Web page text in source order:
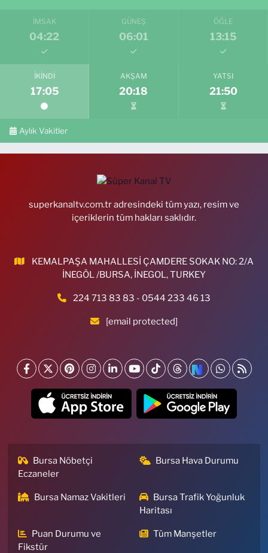
İMSAK
04:22
GÜNEŞ
06:01
ÖĞLE
13:15
İKINDI
17:05
AKŞAM
20:18
YATSI
21:50
Aylık Vakitler
superkanaltv.com.tr adresindeki tüm yazı, resim ve
içeriklerin tüm hakları saklıdır.
KEMALPAŞA MAHALLESİ ÇAMDERE SOKAK NO: 2/A
İNEGÖL /BURSA, İNEGOL, TURKEY
224 713 83 83 - 0544 233 46 13
[email protected]
Bursa Nöbetçi
Eczaneler
Bursa Hava Durumu
Bursa Namaz Vakitleri
Bursa Trafik Yoğunluk
Haritası
Puan Durumu ve
Fikstür
Tüm Manşetler